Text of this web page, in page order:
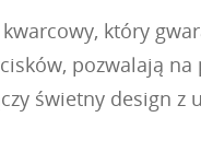
który
pozwalają
świetny design z